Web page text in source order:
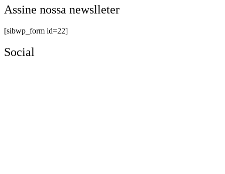
Assine nossa newslleter
[sibwp_form id=22]
Social